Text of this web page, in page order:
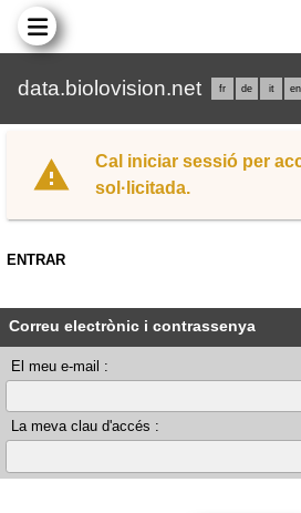
data.biolovision.net fr de it en
Cal iniciar sessió per
sol·licitada.
ENTRAR
Correu electrònic i contrassenya
El meu e-mail :
La meva clau d'accés :